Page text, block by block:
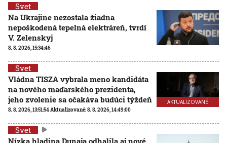
Svet
Na Ukrajine nezostala žiadna
nepoškodená tepelná elektráreň, tvrdí
V. Zelenskyj
8. 8. 2026, 15:34:46
AKTUALIZOVANÉ
Svet
Vládna TISZA vybrala meno kandidáta
na nového maďarského prezidenta,
jeho zvolenie sa očakáva budúci týždeň
8. 8. 2026, 13:51:54Aktualizované:8. 8. 2026, 14:49:00
Svet
Nízka hladina Dunaja odhalila aj nové